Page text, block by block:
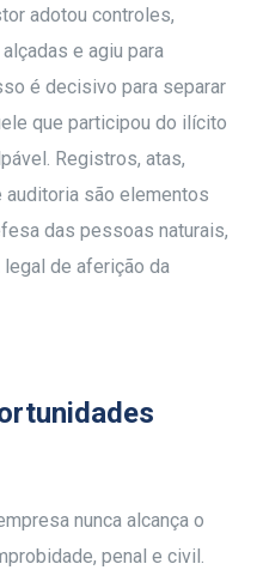
adotou controles,
e agiu para
é decisivo para separar
que participou do ilícito
Registros, atas,
são elementos
das pessoas naturais,
de aferição da
nunca alcança o
penal e civil.